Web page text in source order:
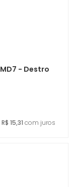
- Destro
R$ 15,31 com juros